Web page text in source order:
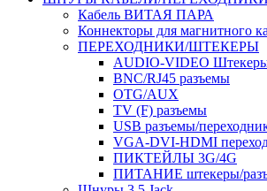
Кабель ВИТАЯ ПАРА
Коннекторы для магнитного
ПЕРЕХОДНИКИ/ШТЕКЕРЫ
AUDIO-VIDEO
BNC/RJ45 разъемы
OTG/AUX
TV (F) разъемы
USB разъемы/
VGA-DVI-HDMI
ПИКТЕЙЛЫ 3G/4G
ПИТАНИЕ штекеры/